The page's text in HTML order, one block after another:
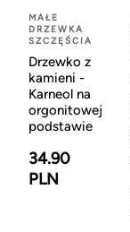
MAŁE
DRZEWKA
SZCZĘŚCIA
Drzewko z
kamieni -
Karneol na
orgonitowej
podstawie
34.90
PLN